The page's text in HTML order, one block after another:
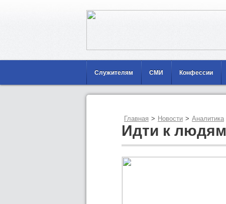
Служителям СМИ Конфессии
Главная > Новости > Аналитика
Идти к людям